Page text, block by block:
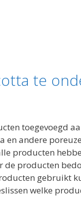
te
toegevoegd
andere
producten
producten
gebruikt
welke